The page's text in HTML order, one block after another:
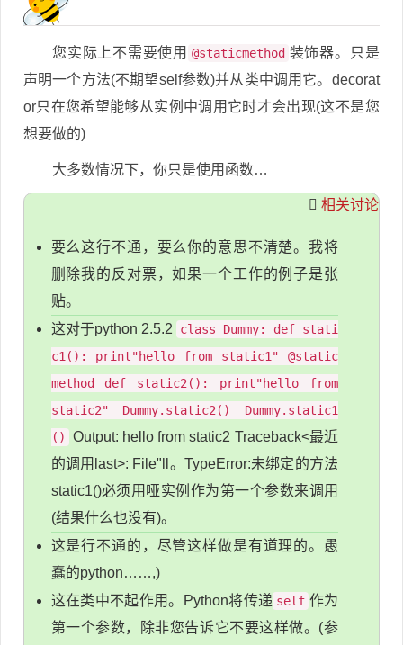
您实际上不需要使用 @staticmethod 装饰器。只是
声明一个方法(不期望self参数)并从类中调用它。decorat
or只在您希望能够从实例中调用它时才会出现(这不是您
想要做的)
大多数情况下，你只是使用函数…
相关讨论
要么这行不通，要么你的意思不清楚。我将
删除我的反对票，如果一个工作的例子是张
贴。
这对于python 2.5.2
class Dummy: def stati
c1(): print"hello from static1" @static
method def static2(): print"hello from
static2" Dummy.static2() Dummy.static1
()
Output: hello from static2 Traceback<最近
的调用last>: File"ll。TypeError:未绑定的方法
static1()必须用哑实例作为第一个参数来调用
(结果什么也没有)。
这是行不通的，尽管这样做是有道理的。愚
蠢的python……,)
这在类中不起作用。Python将传递 self 作为
第一个参数，除非您告诉它不要这样做。(参